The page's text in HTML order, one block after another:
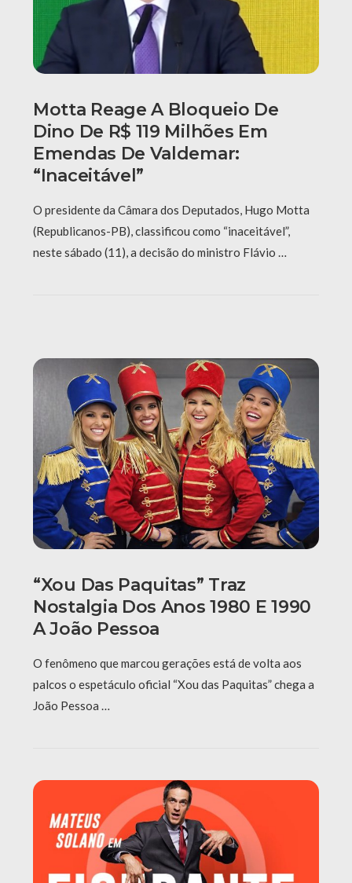
Motta Reage A Bloqueio De
Dino De R$ 119 Milhões Em
Emendas De Valdemar:
“Inaceitável”
O presidente da Câmara dos Deputados, Hugo Motta
(Republicanos-PB), classificou como “inaceitável”,
neste sábado (11), a decisão do ministro Flávio …
“Xou Das Paquitas” Traz
Nostalgia Dos Anos 1980 E 1990
A João Pessoa
O fenômeno que marcou gerações está de volta aos
palcos o espetáculo oficial “Xou das Paquitas” chega a
João Pessoa …